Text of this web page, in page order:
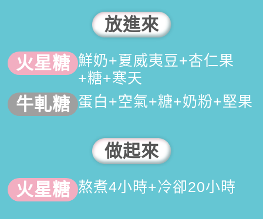
放進來
鮮奶+夏威夷豆+杏仁果
+糖+寒天
蛋白+空氣+糖+奶粉+堅果
做起來
熬煮4小時+冷卻20小時